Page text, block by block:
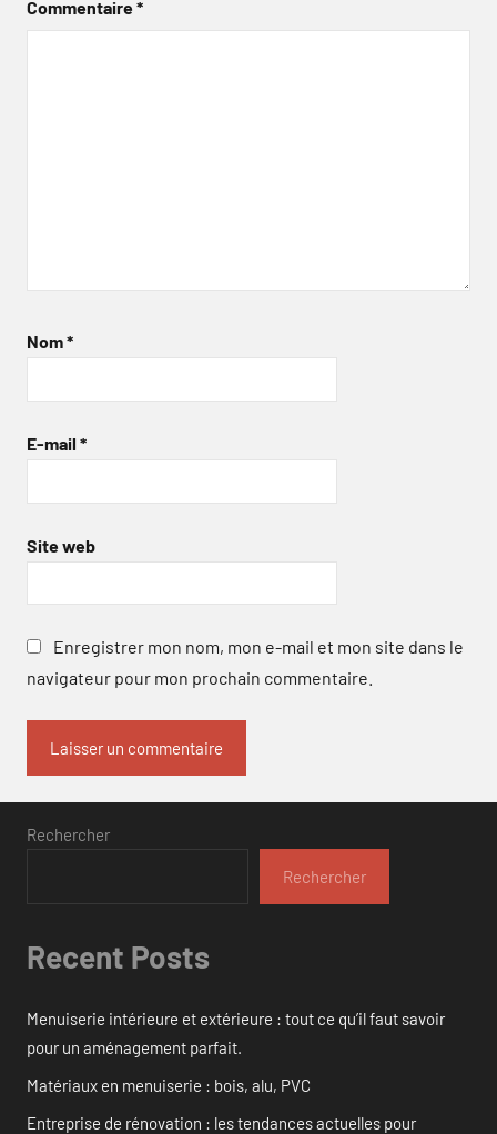
Commentaire*
Nom*
E-mail *
Site web
Enregistrer mon nom, mon e-mail et mon site dans le
navigateur pour mon prochain commentaire.
Rechercher
Rechercher
Recent Posts
Menuiserie intérieure et extérieure : tout ce qu’il faut savoir
pour un aménagement parfait.
Matériaux en menuiserie : bois, alu, PVC
Entreprise de rénovation : les tendances actuelles pour